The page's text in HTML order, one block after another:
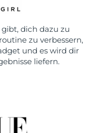
dich dazu zu
zu verbessern,
und es wird dir
liefern.